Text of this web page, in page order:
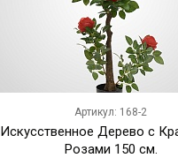
Артикул: 168-2
Искусственное Дерево с
Розами 150 см.